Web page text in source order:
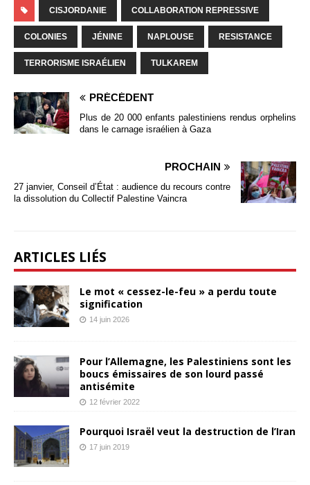
CISJORDANIE COLLABORATION REPRESSIVE
COLONIES JÉNINE NAPLOUSE RESISTANCE
TERRORISME ISRAÉLIEN TULKAREM
PRÉCÉDENT
Plus de 20 000 enfants palestiniens rendus orphelins
dans le carnage israélien à Gaza
PROCHAIN
27 janvier, Conseil d’État : audience du recours contre
la dissolution du Collectif Palestine Vaincra
ARTICLES LIÉS
Le mot « cessez-le-feu » a perdu toute
signification
14 juin 2026
Pour l’Allemagne, les Palestiniens sont les
boucs émissaires de son lourd passé
antisémite
12 février 2022
Pourquoi Israël veut la destruction de l’Iran
17 juin 2019